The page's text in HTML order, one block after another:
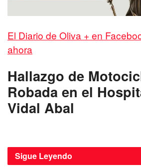
El Diario de Oliva + en
ahora
Hallazgo de
Robada en el
Vidal Abal
Sigue Leyendo